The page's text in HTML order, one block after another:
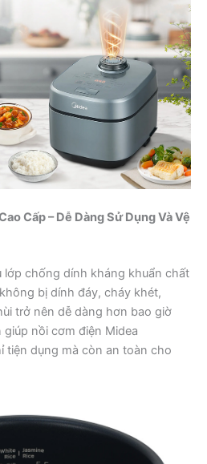
Cấp – Dễ Dàng Sử Dụng Và Vệ
lớp chống dính kháng khuẩn chất
bị dính đáy, cháy khét,
trở nên dễ dàng hơn bao giờ
nồi cơm điện Midea
tiện dụng mà còn an toàn cho